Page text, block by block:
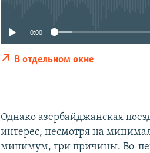
0:00
В отдельном окне
Однако азербайджанская
интерес, несмотря на
минимум, три причины. Во-